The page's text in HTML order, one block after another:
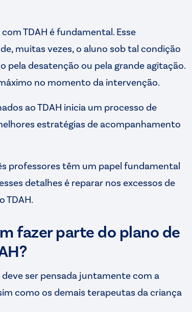
TDAH é fundamental. Esse
muitas vezes, o aluno sob tal condição
desatenção ou pela grande agitação.
no momento da intervenção.
ao TDAH inicia um processo de
estratégias de acompanhamento
professores têm um papel fundamental
detalhes é reparar nos excessos de
TDAH.
fazer parte do plano de
ser pensada juntamente com a
como os demais terapeutas da criança